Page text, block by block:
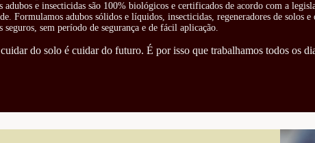
adubos e insecticidas são 100% biológicos e certificados de acordo com a
Formulamos adubos sólidos e líquidos, insecticidas, regeneradores de
sem período de segurança e de fácil aplicação.
do solo é cuidar do futuro. É por isso que trabalhamos todos os